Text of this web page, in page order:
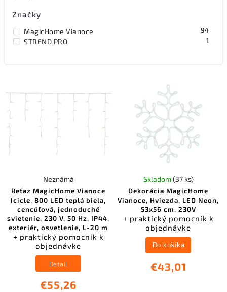
Značky
MagicHome Vianoce 94
STREND PRO 1
Reťaz MagicHome Vianoce
Icicle, 800 LED teplá biela,
cencúľová, jednoduché
svietenie, 230 V, 50 Hz, IP44,
exteriér, osvetlenie, L-20 m
+ praktický pomocník k
objednávke
Neznámá
€55,26
Detail
Dekorácia MagicHome
Vianoce, Hviezda, LED Neon,
53x56 cm, 230V
+ praktický pomocník k
objednávke
Skladom(37 ks)
€43,01
Do košíka